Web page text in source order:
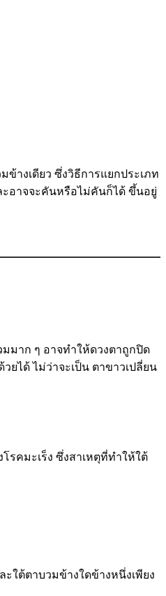
ข้างเดียว ซึ่งวิธีการแยกประเภท
ะอาจจะคันหรือไม่คันก็ได้ ขึ้นอยู่
มมาก ๆ อาจทำให้ดวงตาถูกปิด
ยได้ ไม่ว่าจะเป็น ตาขาวเปลี่ยน
รคมะเร็ง ซึ่งสาเหตุที่ทำให้ใต้
ใต้ตาบวมข้างใดข้างหนึ่งเพียง